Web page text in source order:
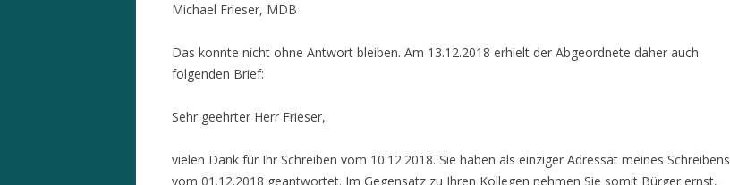
Michael Frieser, MDB
Das konnte nicht ohne Antwort bleiben. Am 13.12.2018 erhielt der Abgeordnete daher auch
folgenden Brief:
Sehr geehrter Herr Frieser,
vielen Dank für Ihr Schreiben vom 10.12.2018. Sie haben als einziger Adressat meines Schreibens
vom 01.12.2018 geantwortet. Im Gegensatz zu Ihren Kollegen nehmen Sie somit Bürger ernst,